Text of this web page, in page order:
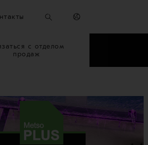
с отделом
продаж